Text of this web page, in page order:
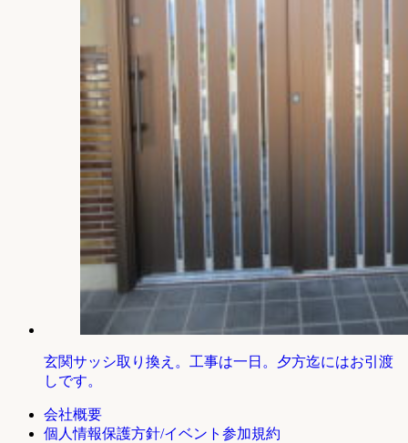
玄関サッシ取り換え。工事は一日。夕方迄にはお引渡
しです。
会社概要
個人情報保護方針/イベント参加規約